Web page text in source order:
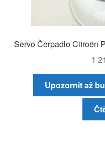
Servo Čerpadlo Citroën
1
Upozornit až